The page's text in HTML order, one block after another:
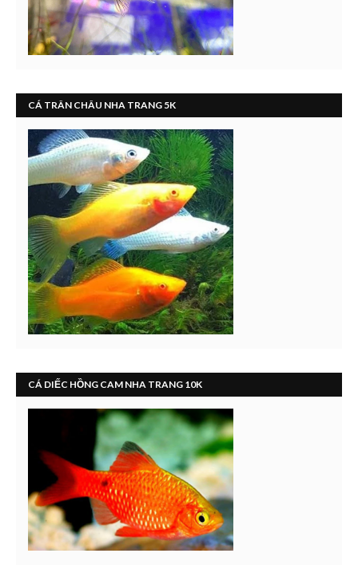
CÁ TRÂN CHÂU NHA TRANG 5K
CÁ DIẾC HỒNG CAM NHA TRANG 10K